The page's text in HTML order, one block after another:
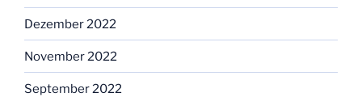
Dezember 2022
November 2022
September 2022